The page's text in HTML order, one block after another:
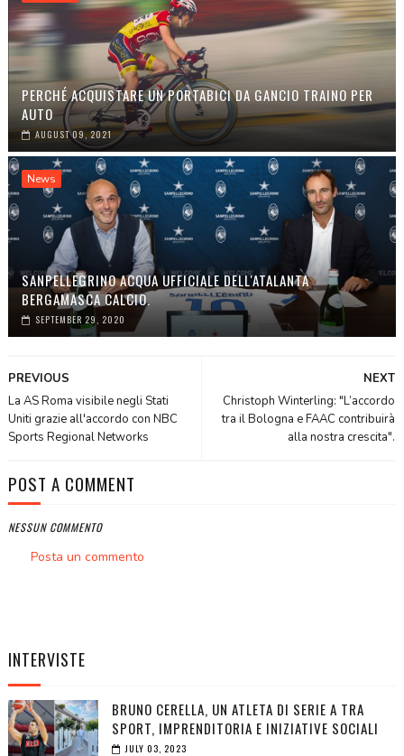
PERCHÉ ACQUISTARE UN PORTABICI DA GANCIO TRAINO PER
AUTO
AUGUST 09, 2021
News
SANPELLEGRINO ACQUA UFFICIALE DELL'ATALANTA
BERGAMASCA CALCIO.
SEPTEMBER 29, 2020
NEXT
Christoph Winterling: "L’accordo
tra il Bologna e FAAC contribuirà
alla nostra crescita".
PREVIOUS
La AS Roma visibile negli Stati
Uniti grazie all'accordo con NBC
Sports Regional Networks
POST A COMMENT
NESSUN COMMENTO
Posta un commento
INTERVISTE
BRUNO CERELLA, UN ATLETA DI SERIE A TRA
SPORT, IMPRENDITORIA E INIZIATIVE SOCIALI
JULY 03, 2023